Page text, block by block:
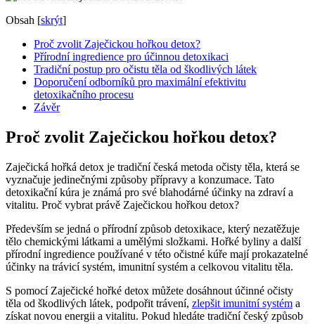
Obsah [skrýt]
Proč zvolit⁤ Zaječickou hořkou ‍detox?
Přírodní ingredience pro účinnou detoxikaci
Tradiční postup pro‍ očistu těla od škodlivých látek
Doporučení ⁣odborníků pro maximální efektivitu
detoxikačního procesu
Závěr
Proč zvolit⁤ Zaječickou hořkou ‍detox?
Zaječická hořká detox je tradiční česká metoda očisty⁢ těla, která​ se
vyznačuje jedinečnými způsoby přípravy‌ a​ konzumace.⁣ Tato
detoxikační kúra je známá pro své blahodárné účinky na zdraví a
vitalitu. Proč vybrat⁤ právě Zaječickou hořkou​ detox?
Především se jedná​ o přírodní způsob detoxikace, který nezatěžuje
tělo chemickými látkami ⁤a umělými⁢ složkami. Hořké byliny ⁢a další
přírodní ingredience používané v této očistné kúře mají prokazatelné
účinky na trávicí ⁢systém, imunitní systém a celkovou vitalitu těla.
S pomocí Zaječické ‌hořké detox⁢ můžete dosáhnout účinné očisty
těla‌ od škodlivých látek, podpořit trávení, ⁣ zlepšit imunitní systém a
získat novou energii a vitalitu. ‌Pokud ‌hledáte tradiční český způsob